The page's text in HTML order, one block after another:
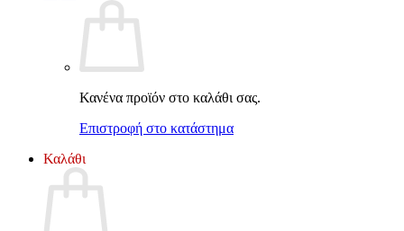
Κανένα προϊόν στο καλάθι σας.
Επιστροφή στο κατάστημα
Καλάθι